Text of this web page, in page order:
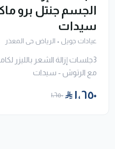
الجسم جنتل برو
سيدات
عيادات جويل • الرياض حى المعذر
3جلسات إزالة الشعر بالليزر
مع الرتوش - سيدات
١٬٦٥٠ ١٬٦٥٠